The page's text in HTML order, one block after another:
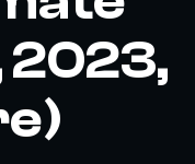
2023,